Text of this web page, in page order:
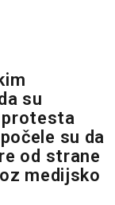
su
protesta
su da
od strane
medijsko